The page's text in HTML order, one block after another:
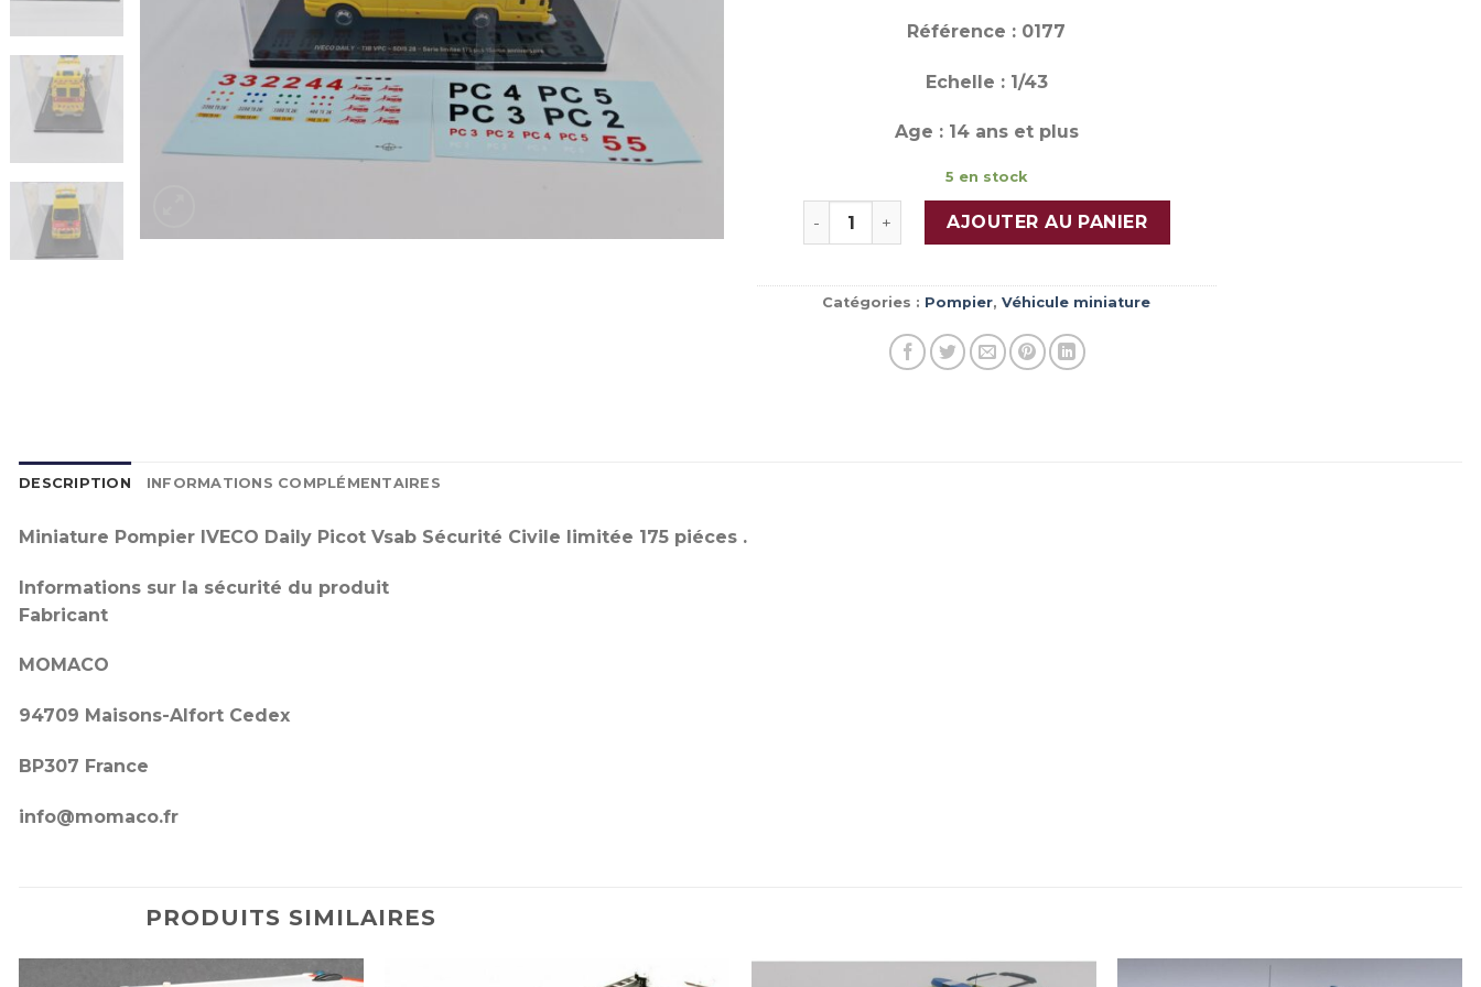
Référence : 0177
Echelle : 1/43
Age : 14 ans et plus
5 en stock
quantité de IVECO DAILY PICOT VSAB Sécurité Civile
AJOUTER AU PANIER
Catégories : Pompier,Véhicule miniature
DESCRIPTION INFORMATIONS COMPLÉMENTAIRES
Miniature Pompier IVECO Daily Picot Vsab Sécurité Civile limitée 175 piéces .
Informations sur la sécurité du produit
Fabricant
MOMACO
94709 Maisons-Alfort Cedex
BP307 France
info@momaco.fr
PRODUITS SIMILAIRES